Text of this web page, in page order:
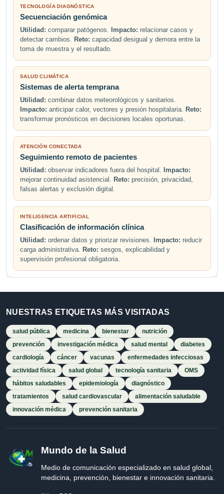
TECNOLOGÍA DIAGNÓSTICA
Secuenciación genómica
Utilidad: comparar patógenos. Impacto: relacionar casos y
detectar cambios. Reto: capacidad desigual y demora entre la
toma de muestra y el resultado.
SALUD CLIMÁTICA
Sistemas de alerta temprana
Utilidad: combinar datos meteorológicos y sanitarios.
Impacto: anticipar calor, vectores y presión hospitalaria. Reto:
transformar pronósticos en decisiones locales oportunas.
ATENCIÓN CONECTADA
Seguimiento remoto de pacientes
Utilidad: observar indicadores fuera del hospital.
Impacto:
mejorar continuidad asistencial. Reto: precisión, privacidad,
falsas alertas y exclusión digital.
INTELIGENCIA ARTIFICIAL
Clasificación de información clínica
Utilidad: ordenar datos y priorizar revisiones. Impacto: reducir
carga administrativa. Reto: sesgos, explicabilidad y
supervisión profesional obligatoria.
NUESTRAS ETIQUETAS MÁS VISITADAS
salud pública medicina bienestar
nutrición
prevención
investigación médica salud mental
diabetes
cardiología
cáncer vacunas
enfermedades infecciosas
actividad física
salud global tecnología sanitaria
OMS
hábitos saludables
epidemiología
diagnóstico
tratamientos
salud cardiovascular
alimentación saludable
innovación médica
prevención sanitaria
Mundo de la Salud
Medio de comunicación especializado en salud global,
medicina, prevención, bienestar e innovación sanitaria.